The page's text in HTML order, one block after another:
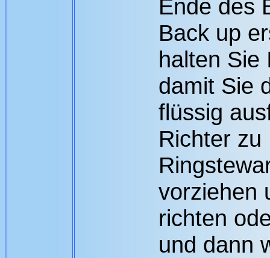
Ende des
Back up
halten Sie
damit Sie
flüssig
Richter
vorziehen
richten
und dann